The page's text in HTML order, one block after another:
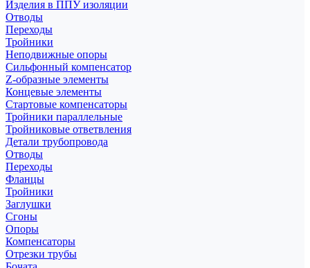
Изделия в ППУ изоляции
Отводы
Переходы
Тройники
Неподвижные опоры
Cильфонный компенсатор
Z-образные элементы
Концевые элементы
Стартовые компенсаторы
Тройники параллельные
Тройниковые ответвления
Детали трубопровода
Отводы
Переходы
Фланцы
Тройники
Заглушки
Сгоны
Опоры
Компенсаторы
Отрезки трубы